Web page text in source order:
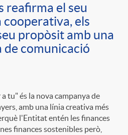
reafirma el seu
cooperativa, els
propòsit amb una
de comunicació
tu" és la nova campanya de
amb una línia creativa més
l'Entitat entén les finances
finances sostenibles però,